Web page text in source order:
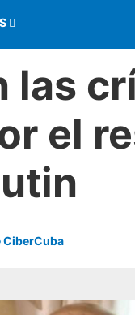
las
el
CiberCuba